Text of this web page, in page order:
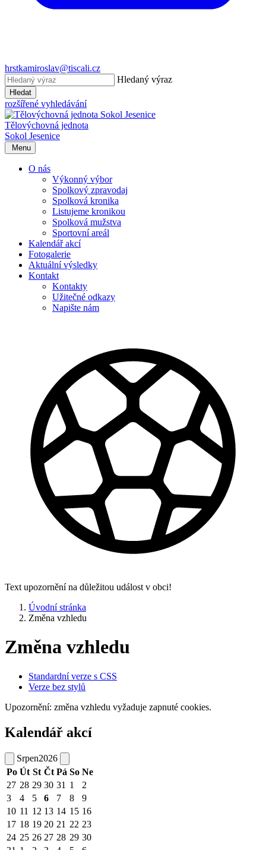
hrstkamiroslav@tiscali.cz
Hledaný výraz
Hledat
rozšířené vyhledávání
Tělovýchovná jednota
Sokol Jesenice
Menu
O nás
Výkonný výbor
Spolkový zpravodaj
Spolková kronika
Listujeme kronikou
Spolková mužstva
Sportovní areál
Kalendář akcí
Fotogalerie
Aktuální výsledky
Kontakt
Kontakty
Užitečné odkazy
Napište nám
Text upozornění na důležitou událost v obci!
Úvodní stránka
Změna vzhledu
Změna vzhledu
Standardní verze s CSS
Verze bez stylů
Upozornění: změna vzhledu vyžaduje zapnuté cookies.
Kalendář akcí
Srpen2026
Po Út St Čt Pá So Ne
27 28 29 30 31 1
2
3
4 5 6 7 8
9
10 11 12 13 14 15 16
17 18 19 20 21 22 23
24 25 26 27 28 29 30